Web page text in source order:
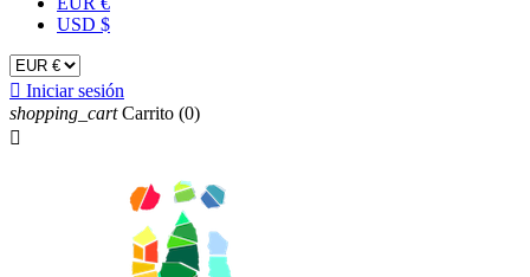
USD $
 Iniciar sesión
shopping_cart Carrito (0)
